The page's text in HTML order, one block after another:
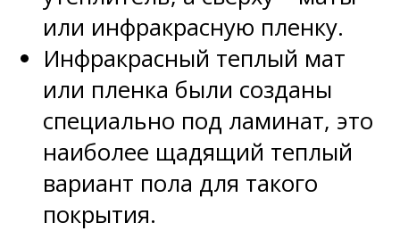
или инфракрасную пленку.
Инфракрасный теплый мат
или пленка были созданы
специально под ламинат, это
наиболее щадящий теплый
вариант пола для такого
покрытия.